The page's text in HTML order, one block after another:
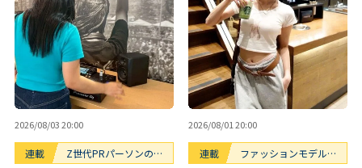
2026/08/03 20:00
連載
Z世代PRパーソンのキ
2026/08/01 20:00
連載
ファッションモデルの